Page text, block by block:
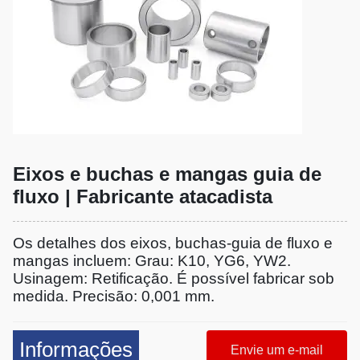
Eixos e buchas e mangas guia de
fluxo | Fabricante atacadista
Os detalhes dos eixos, buchas-guia de fluxo e
mangas incluem: Grau: K10, YG6, YW2.
Usinagem: Retificação. É possível fabricar sob
medida. Precisão: 0,001 mm.
Informações Envie um e-mail